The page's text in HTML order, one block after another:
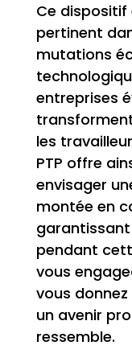
Ce
pertinent
mutations
entreprises
les
PTP offre
envisager
montée en
pendant
vous
vous
un avenir
ressemble.